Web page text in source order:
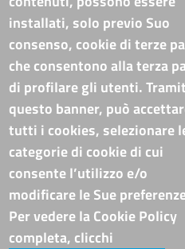
Codi. univoco ufficio fatt.
Pubblicità e trasparenza
Amministrazione Trasparente
Albo online
Bandi di concorso
Codice disciplinare e codice di
Avvisi e bandi
Piattaforma TRASPARE E
Avvisi e atti di altre
installati, solo previo Suo
consenso, cookie di terze
che consentono alla terza
di profilare gli utenti.
questo banner, può
tutti i cookies, selezionare
categorie di cookie di cui
consente l’utilizzo e/o
modificare le Sue
Per vedere la Cookie Policy
completa, clicchi